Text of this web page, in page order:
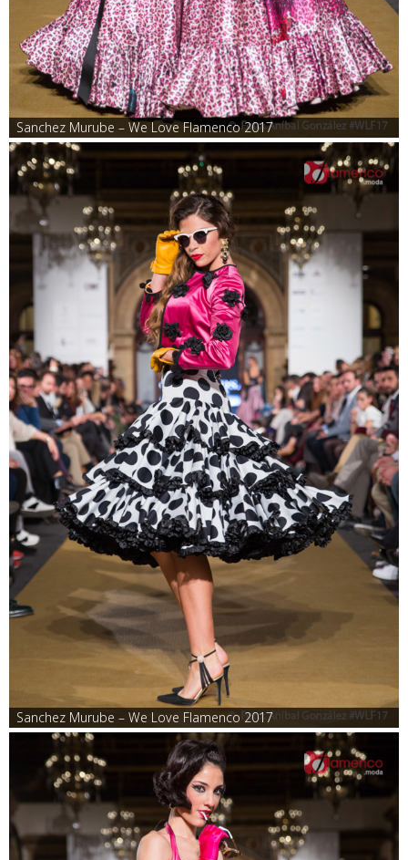
Sanchez Murube – We Love Flamenco 2017
Sanchez Murube – We Love Flamenco 2017